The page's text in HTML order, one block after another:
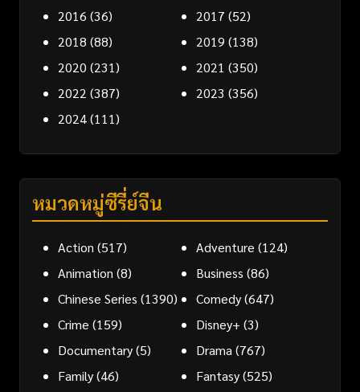
2016 (36) 2017 (52)
2018 (88) 2019 (138)
2020 (231) 2021 (350)
2022 (387) 2023 (356)
2024(111)
หมวดหมู่ซีรี่ย์จีน
Action (517) Adventure (124)
Animation (8) Business (86)
Chinese Series (1390) Comedy(647)
Crime (159) Disney+ (3)
Documentary(5) Drama (767)
Family(46) Fantasy(525)